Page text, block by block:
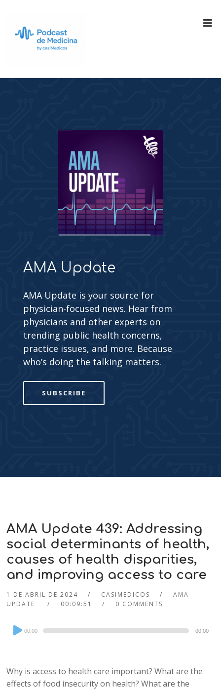
AMA Update
AMA Update is your source for
physician-focused news. Hear from
physicians and other experts on
trending public health concerns,
practice issues, and more. Because
who’s doing the talking matters.
SUBSCRIBE
AMA Update 439: Addressing
social determinants of health,
causes of health disparities,
and improving access to care
1 DE ABRIL DE 2024 CASIMEDICOS
AMA
UPDATE
00:09:51 0 COMMENTS
Audio
Player
00:00 00:00
Why is access to health care important? What are the
effects of food insecurity on health? What are the